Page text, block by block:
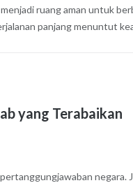
ruang aman untuk
panjang menuntut
yang Terabaikan